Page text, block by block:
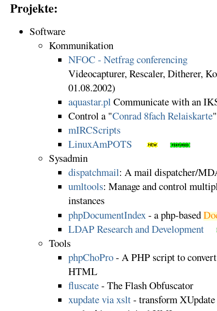
Projekte:
Software
Kommunikation
NFOC - Netfrag conferencing
Videocapturer, Rescaler, Ditherer,
01.08.2002)
aquastar.pl Communicate with an
Control a "Conrad 8fach Relaiskarte"
mIRCScripts
LinuxAmPOTS
Sysadmin
dispatchmail: A mail dispatcher/
umltools: Manage and control
instances
phpDocumentIndex- a php-based
LDAP Research and Development
Tools
phpChoPro- A PHP script to
HTML
fluscate- The Flash Obfuscator
xupdate via xslt- transform